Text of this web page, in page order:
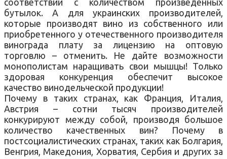
бутылок. А для украинских производителей,
которые производят вино из собственного или
приобретенного у отечественного производителя
винограда плату за лицензию на оптовую
торговлю – отменить. Не дайте возможности
монополистам наращивать свои мышцы! Только
здоровая конкуренция обеспечит высокое
качество винодельческой продукции!
Почему в таких странах, как Франция, Италия,
Австрия – сотни тысяч производителей
конкурируют между собой, производя большое
количество качественных вин? Почему в
постсоциалистических странах, таких как Болгария,
Венгрия, Македония, Хорватия, Сербия и других за